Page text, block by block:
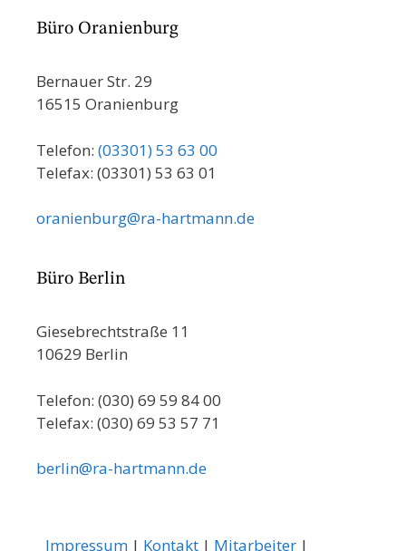
Büro Oranienburg
Bernauer Str. 29
16515 Oranienburg
Telefon: (03301) 53 63 00
Telefax: (03301) 53 63 01
oranienburg@ra-hartmann.de
Büro Berlin
Giesebrechtstraße 11
10629 Berlin
Telefon: (030) 69 59 84 00
Telefax: (030) 69 53 57 71
berlin@ra-hartmann.de
Impressum | Kontakt | Mitarbeiter |